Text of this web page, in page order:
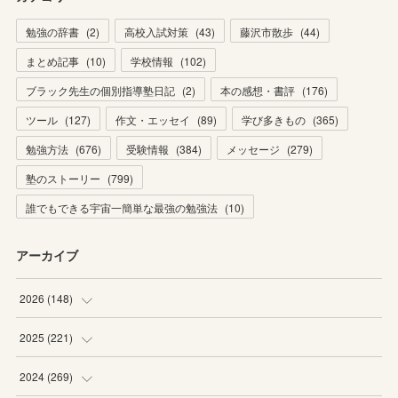
勉強の辞書 (2) 高校入試対策 (43) 藤沢市散歩 (44)
まとめ記事 (10) 学校情報 (102)
ブラック先生の個別指導塾日記 (2) 本の感想・書評 (176)
ツール (127) 作文・エッセイ (89) 学び多きもの (365)
勉強方法 (676) 受験情報 (384) メッセージ (279)
塾のストーリー (799)
誰でもできる宇宙一簡単な最強の勉強法 (10)
アーカイブ
2026 (148)
(6)
(22
2025 (221)
(19
2024 (269)